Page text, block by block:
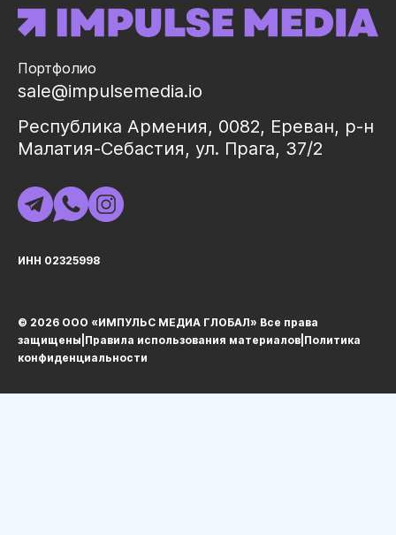
Портфолио
sale@impulsemedia.io
Республика Армения, 0082, Ереван, р-н
Малатия-Себастия, ул. Прага, 37/2
ИНН 02325998
© 2026 ООО «ИМПУЛЬС МЕДИА ГЛОБАЛ» Все права
защищеныㅤ|ㅤ Правила использования материалов Политика
конфиденциальности